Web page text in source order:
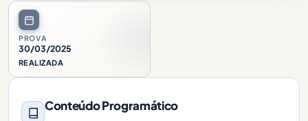
PROVA
30/03/2025
REALIZADA
Conteúdo Programático